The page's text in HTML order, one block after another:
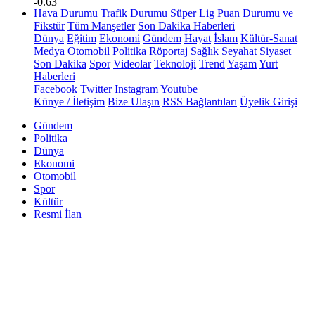
Hava Durumu Trafik Durumu Süper Lig Puan Durumu ve
Fikstür Tüm Manşetler Son Dakika Haberleri
Dünya Eğitim Ekonomi Gündem Hayat İslam Kültür-Sanat
Medya Otomobil Politika Röportaj Sağlık Seyahat Siyaset
Son Dakika Spor Videolar Teknoloji Trend YaşamYurt
Haberleri
Facebook Twitter InstagramYoutube
Künye / İletişim Bize Ulaşın RSS Bağlantıları Üyelik Girişi
Gündem
Politika
Dünya
Ekonomi
Otomobil
Spor
Kültür
Resmi İlan